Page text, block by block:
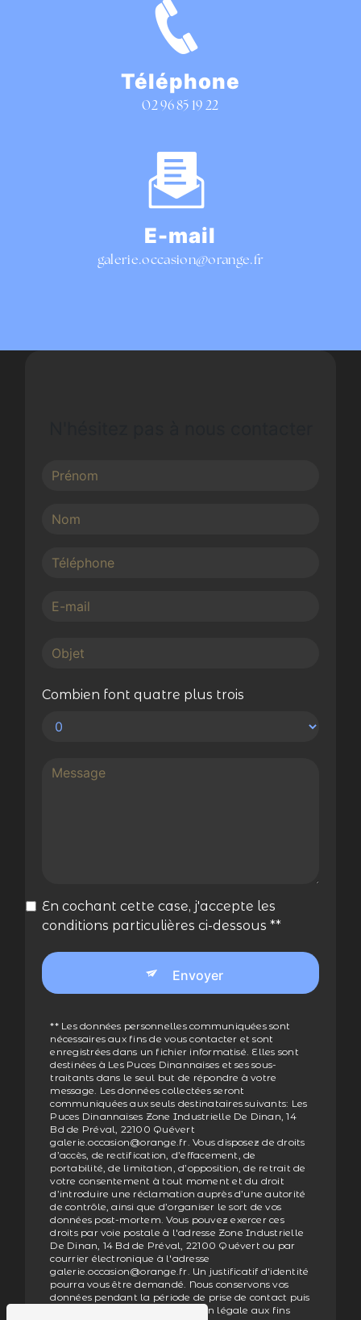
Téléphone
02 96 85 19 22
E-mail
galerie.occasion@orange.fr
Combien font quatre plus trois
En cochant cette case, j'accepte les
conditions particulières ci-dessous **
Envoyer
** Les données personnelles communiquées sont
nécessaires aux fins de vous contacter et sont
enregistrées dans un fichier informatisé. Elles sont
destinées à Les Puces Dinannaises et ses sous-
traitants dans le seul but de répondre à votre
message. Les données collectées seront
communiquées aux seuls destinataires suivants: Les
Puces Dinannaises Zone Industrielle De Dinan, 14
Bd de Préval, 22100 Quévert
galerie.occasion@orange.fr. Vous disposez de droits
d’accès, de rectification, d’effacement, de
portabilité, de limitation, d’opposition, de retrait de
votre consentement à tout moment et du droit
d’introduire une réclamation auprès d’une autorité
de contrôle, ainsi que d’organiser le sort de vos
données post-mortem. Vous pouvez exercer ces
droits par voie postale à l'adresse Zone Industrielle
De Dinan, 14 Bd de Préval, 22100 Quévert ou par
courrier électronique à l'adresse
galerie.occasion@orange.fr. Un justificatif d'identité
pourra vous être demandé. Nous conservons vos
données pendant la période de prise de contact puis
pendant la durée de prescription légale aux fins